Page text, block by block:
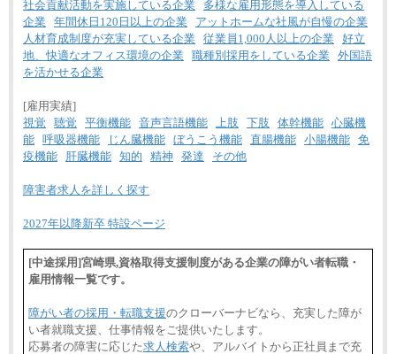
社会貢献活動を実施している企業
多様な雇用形態を導入している
企業 年間休日120日以上の企業
アットホームな社風が自慢の企業
人材育成制度が充実している企業 従業員1,000人以上の企業 好立
地、快適なオフィス環境の企業 職種別採用をしている企業 外国語
を活かせる企業
[雇用実績]
視覚
聴覚 平衡機能 音声言語機能 上肢 下肢 体幹機能 心臓機
能 呼吸器機能 じん臓機能 ぼうこう機能 直腸機能 小腸機能 免
疫機能
肝臓機能 知的 精神 発達 その他
障害者求人を詳しく探す
2027年以降新卒 特設ページ
[中途採用]宮崎県,資格取得支援制度がある企業の障がい者転職・
雇用情報一覧です。
障がい者の採用・転職支援のクローバーナビなら、充実した障が
い者就職支援、仕事情報をご提供いたします。
応募者の障害に応じた求人検索や、アルバイトから正社員まで充